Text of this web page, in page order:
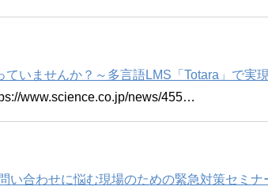
いませんか？～多言語LMS「Totara」で実
www.science.co.jp/news/455…
い合わせに悩む現場のための緊急対策セミナ